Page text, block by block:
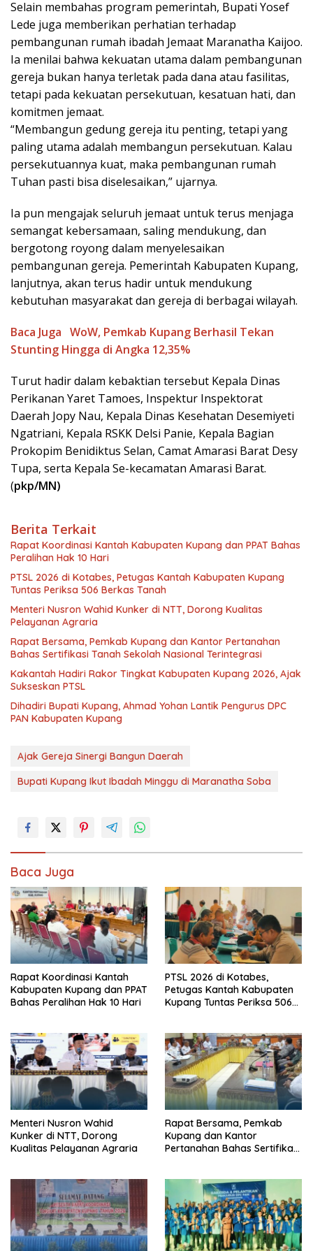
Selain membahas program pemerintah, Bupati Yosef
Lede juga memberikan perhatian terhadap
pembangunan rumah ibadah Jemaat Maranatha Kaijoo.
Ia menilai bahwa kekuatan utama dalam pembangunan
gereja bukan hanya terletak pada dana atau fasilitas,
tetapi pada kekuatan persekutuan, kesatuan hati, dan
komitmen jemaat.
“Membangun gedung gereja itu penting, tetapi yang
paling utama adalah membangun persekutuan. Kalau
persekutuannya kuat, maka pembangunan rumah
Tuhan pasti bisa diselesaikan,” ujarnya.
Ia pun mengajak seluruh jemaat untuk terus menjaga
semangat kebersamaan, saling mendukung, dan
bergotong royong dalam menyelesaikan
pembangunan gereja. Pemerintah Kabupaten Kupang,
lanjutnya, akan terus hadir untuk mendukung
kebutuhan masyarakat dan gereja di berbagai wilayah.
Baca Juga WoW, Pemkab Kupang Berhasil Tekan
Stunting Hingga di Angka 12,35%
Turut hadir dalam kebaktian tersebut Kepala Dinas
Perikanan Yaret Tamoes, Inspektur Inspektorat
Daerah Jopy Nau, Kepala Dinas Kesehatan Desemiyeti
Ngatriani, Kepala RSKK Delsi Panie, Kepala Bagian
Prokopim Benidiktus Selan, Camat Amarasi Barat Desy
Tupa, serta Kepala Se-kecamatan Amarasi Barat.
(pkp/MN)
Berita Terkait
Rapat Koordinasi Kantah Kabupaten Kupang dan PPAT Bahas
Peralihan Hak 10 Hari
PTSL 2026 di Kotabes, Petugas Kantah Kabupaten Kupang
Tuntas Periksa 506 Berkas Tanah
Menteri Nusron Wahid Kunker di NTT, Dorong Kualitas
Pelayanan Agraria
Rapat Bersama, Pemkab Kupang dan Kantor Pertanahan
Bahas Sertifikasi Tanah Sekolah Nasional Terintegrasi
Kakantah Hadiri Rakor Tingkat Kabupaten Kupang 2026, Ajak
Sukseskan PTSL
Dihadiri Bupati Kupang, Ahmad Yohan Lantik Pengurus DPC
PAN Kabupaten Kupang
Ajak Gereja Sinergi Bangun Daerah
Bupati Kupang Ikut Ibadah Minggu di Maranatha Soba
Baca Juga
Rapat Koordinasi Kantah
Kabupaten Kupang dan PPAT
Bahas Peralihan Hak 10 Hari
PTSL 2026 di Kotabes,
Petugas Kantah Kabupaten
Kupang Tuntas Periksa 506
Menteri Nusron Wahid
Kunker di NTT, Dorong
Kualitas Pelayanan Agraria
Rapat Bersama, Pemkab
Kupang dan Kantor
Pertanahan Bahas Sertifikasi